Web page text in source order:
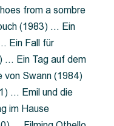
from a sombre
(1983) … Ein
Ein Fall für
… Ein Tag auf dem
von Swann (1984)
… Emil und die
im Hause